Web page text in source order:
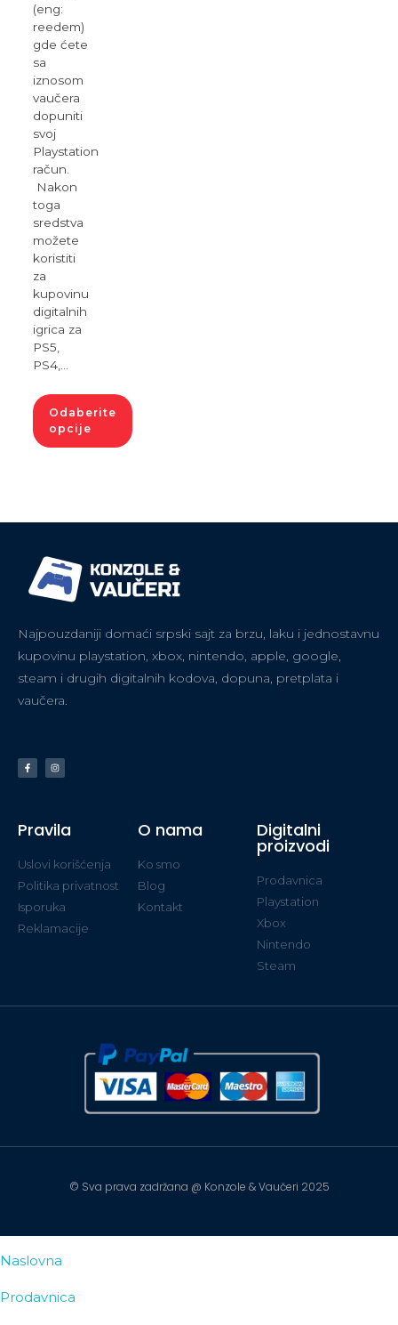
(eng:
reedem)
gde ćete
sa
iznosom
vaučera
dopuniti
svoj
Playstation
račun.
Nakon
toga
sredstva
možete
koristiti
za
kupovinu
digitalnih
igrica za
PS5,
PS4,…
Odaberite
opcije
Najpouzdaniji domaći srpski sajt za brzu, laku i jednostavnu
kupovinu playstation, xbox, nintendo, apple, google,
steam i drugih digitalnih kodova, dopuna, pretplata i
vaučera.
Pravila
Uslovi korišćenja
Politika privatnost
Isporuka
Reklamacije
O nama
Ko smo
Blog
Kontakt
Digitalni
proizvodi
Prodavnica
Playstation
Xbox
Nintendo
Steam
© Sva prava zadržana @ Konzole & Vaučeri 2025
Naslovna
Prodavnica